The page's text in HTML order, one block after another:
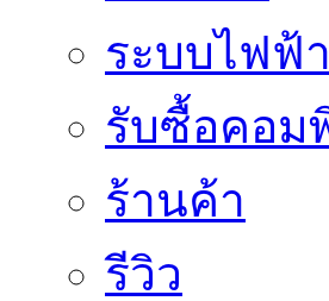
ระบบไฟฟ้า
รับซื้อคอม
ร้านค้า
รีวิว